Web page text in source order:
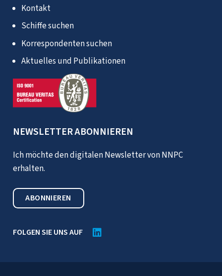
Kontakt
Schiffe suchen
Korrespondenten suchen
Aktuelles und Publikationen
NEWSLETTER ABONNIEREN
Ich möchte den digitalen Newsletter von NNPC
erhalten.
ABONNIEREN
FOLGEN SIE UNS AUF